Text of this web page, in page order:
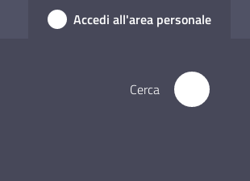
Accedi all'area personale
Cerca